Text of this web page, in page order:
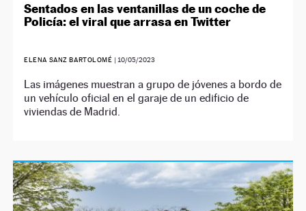
Sentados en las ventanillas de un coche de
Policía: el viral que arrasa en Twitter
ELENA SANZ BARTOLOMÉ | 10/05/2023
Las imágenes muestran a grupo de jóvenes a bordo de
un vehículo oficial en el garaje de un edificio de
viviendas de Madrid.